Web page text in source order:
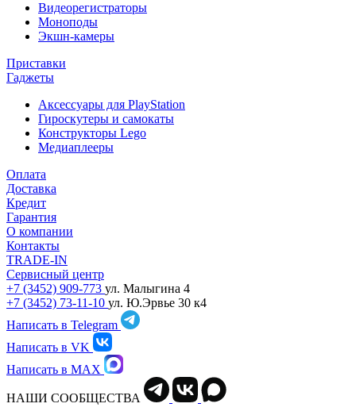
Видеорегистраторы
Моноподы
Экшн-камеры
Приставки
Гаджеты
Аксессуары для PlayStation
Гироскутеры и самокаты
Конструкторы Lego
Медиаплееры
Оплата
Доставка
Кредит
Гарантия
О компании
Контакты
TRADE-IN
Сервисный центр
+7 (3452) 909-773 ул. Малыгина 4
+7 (3452) 73-11-10 ул. Ю.Эрвье 30 к4
Написать в Telegram
Написать в VK
Написать в MAX
НАШИ СООБЩЕСТВА